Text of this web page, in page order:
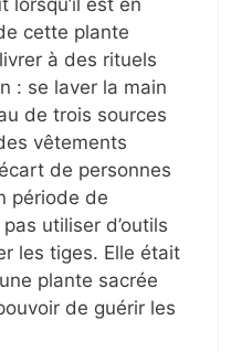
lorsqu’il est en
cette plante
à des rituels
: se laver la main
de trois sources
vêtements
de personnes
période de
utiliser d’outils
les tiges. Elle était
plante sacrée
de guérir les